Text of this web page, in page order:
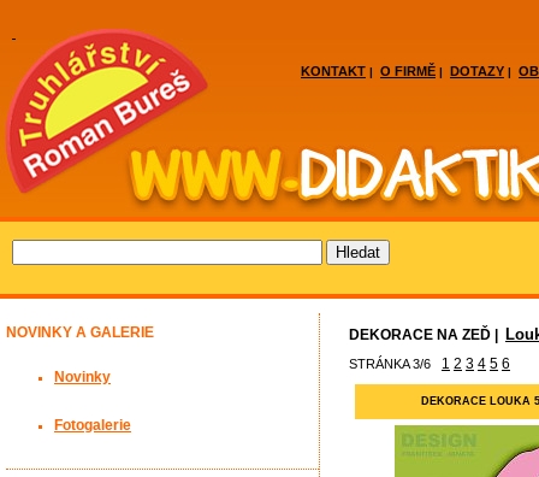
KONTAKT | O FIRMĚ | DOTAZY |
DEKORACE NA ZEĎ |
STRÁNKA 3/6 1 2 3 4 5 6
DEKORACE LOUKA
NOVINKY A GALERIE
Novinky
Fotogalerie